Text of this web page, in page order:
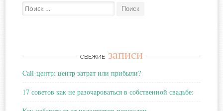
Поиск:
СВЕЖИЕ записи
Call-центр: центр затрат или прибыли?
17 советов как не разочароваться в собственной свадьбе: